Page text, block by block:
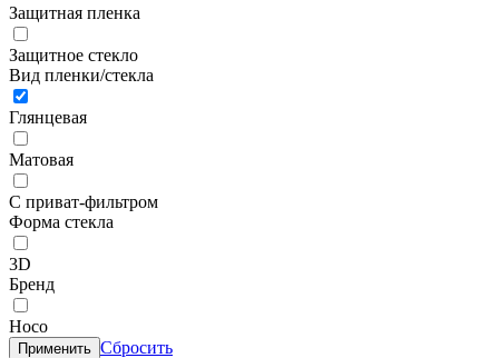
Защитная пленка
Защитное стекло
Вид пленки/стекла
Глянцевая
Матовая
С приват-фильтром
Форма стекла
3D
Бренд
Hoco
Применить Сбросить